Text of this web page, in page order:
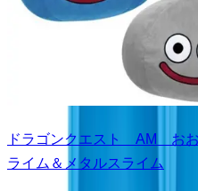
ドラゴンクエスト AM お
ライム＆メタルスライム